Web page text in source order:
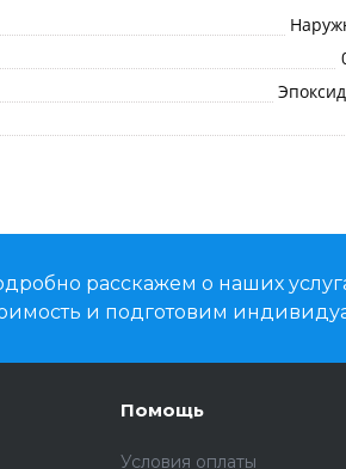
расскажем о наших
и подготовим
Помощь
Условия оплаты